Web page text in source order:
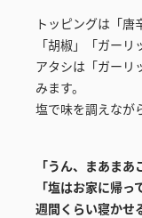
トッピングは「唐
「胡椒」「ガー
アタシは「ガーリ
みます。
塩で味を調えなが
「うん、まあまあ
「塩はお家に帰
週間くらい寝かせ